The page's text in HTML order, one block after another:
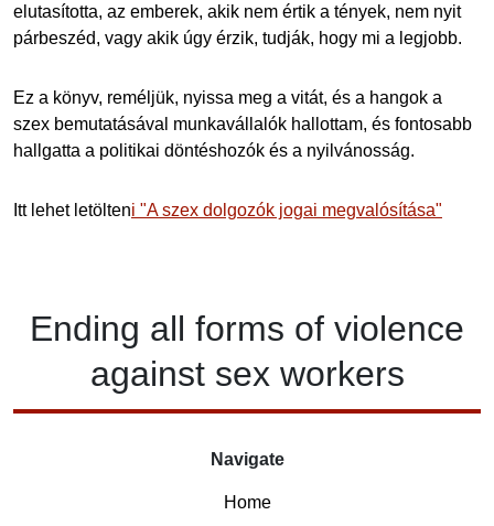
elutasította, az emberek, akik nem értik a tények, nem nyit
párbeszéd, vagy akik úgy érzik, tudják, hogy mi a legjobb.
Ez a könyv, reméljük, nyissa meg a vitát, és a hangok a
szex bemutatásával munkavállalók hallottam, és fontosabb
hallgatta a politikai döntéshozók és a nyilvánosság.
Itt lehet letölteni "A szex dolgozók jogai megvalósítása"
Ending all forms of violence
against sex workers
Navigate
Home